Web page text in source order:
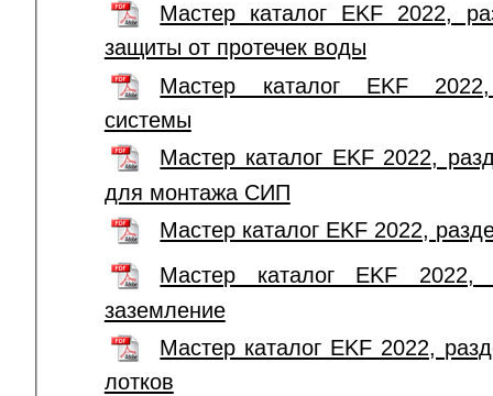
Мастер каталог EKF 2022,
защиты от протечек воды
Мастер каталог EKF
системы
Мастер каталог EKF 2022,
для монтажа СИП
Мастер каталог EKF 2022,
Мастер каталог EKF
заземление
Мастер каталог EKF 2022,
лотков